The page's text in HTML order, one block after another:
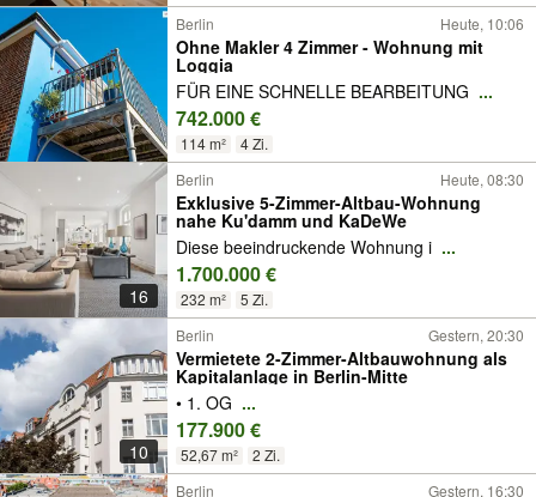
Berlin
Heute, 10:06
Ohne Makler 4 Zimmer - Wohnung mit
Loggia
FÜR EINE SCHNELLE BEARBEITUNG ...
742.000 €
114 m² 4 Zi.
16
Berlin Heute, 08:30
Exklusive 5-Zimmer-Altbau-Wohnung
nahe Ku'damm und KaDeWe
Diese beeindruckende Wohnung i ...
1.700.000 €
232 m² 5 Zi.
10
Berlin Gestern, 20:30
Vermietete 2-Zimmer-Altbauwohnung als
Kapitalanlage in Berlin-Mitte
• 1. OG ...
177.900 €
52,67 m²
2 Zi.
Berlin
Gestern, 16:30